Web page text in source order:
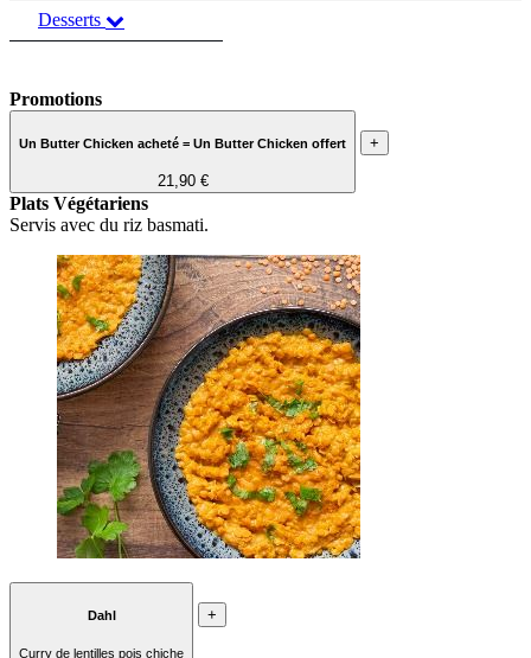
Desserts
Promotions
Un Butter Chicken acheté = Un Butter Chicken offert
21,90 €
+
Plats Végétariens
Servis avec du riz basmati.
Dahl
Curry de lentilles pois chiche
+